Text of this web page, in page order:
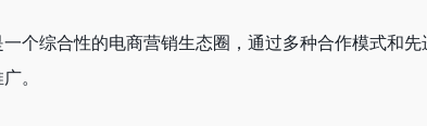
个综合性的电商营销生态圈，通过多种合作模式和先
。